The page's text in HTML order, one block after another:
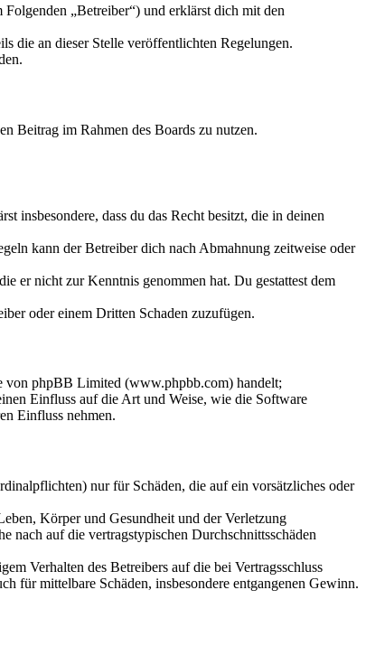
„Betreiber“) und erklärst dich mit den
die an dieser Stelle veröffentlichten Regelungen.
Beitrag im Rahmen des Boards zu nutzen.
insbesondere, dass du das Recht besitzt, die in deinen
kann der Betreiber dich nach Abmahnung zeitweise oder
er nicht zur Kenntnis genommen hat. Du gestattest dem
oder einem Dritten Schaden zuzufügen.
von phpBB Limited (www.phpbb.com) handelt;
Einfluss auf die Art und Weise, wie die Software
Einfluss nehmen.
nur für Schäden, die auf ein vorsätzliches oder
Körper und Gesundheit und der Verletzung
nach auf die vertragstypischen Durchschnittsschäden
Verhalten des Betreibers auf die bei Vertragsschluss
für mittelbare Schäden, insbesondere entgangenen Gewinn.